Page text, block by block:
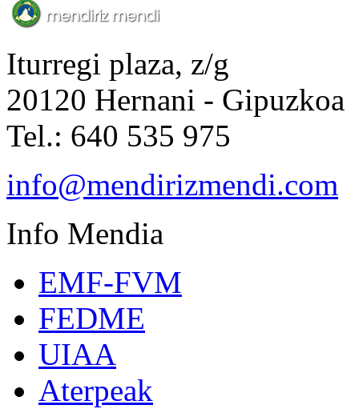
Iturregi plaza, z/g
20120 Hernani - Gipuzkoa
Tel.: 640 535 975
info@mendirizmendi.com
Info Mendia
EMF-FVM
FEDME
UIAA
Aterpeak